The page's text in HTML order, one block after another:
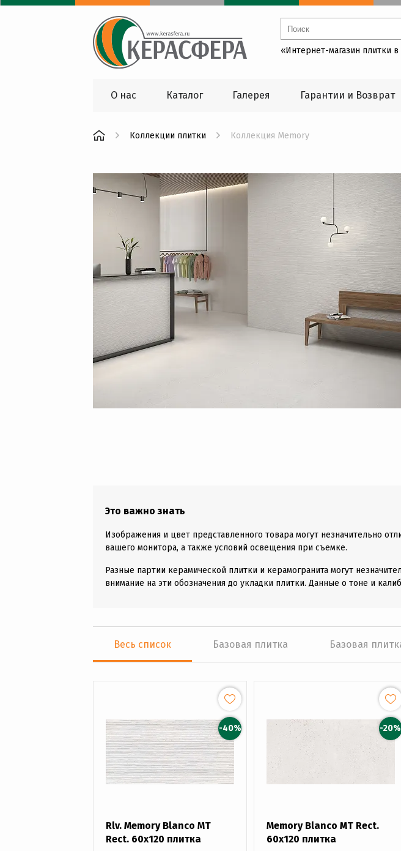
«Интернет-магазин плитки
О нас Каталог Галерея Гарантии и Возврат
Коллекции плитки Коллекция Memory
Это важно знать
Изображения и цвет представленного товара могут незначительно
вашего монитора, а также условий освещения при съемке.
Разные партии керамической плитки и керамогранита могут
внимание на эти обозначения до укладки плитки. Данные о тоне и
Весь список Базовая плитка Базовая
-40%
Rlv. Memory Blanco MT
Rect. 60x120 плитка
-20%
Memory Blanco MT Rect.
60x120 плитка